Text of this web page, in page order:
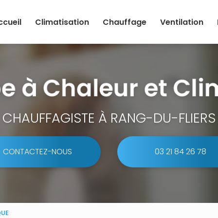
Climatisation Chauffage Ventilation
CHAUFFAGISTE À RANG-DU-FLIERS
CONTACTEZ-NOUS 03 21 84 26 78